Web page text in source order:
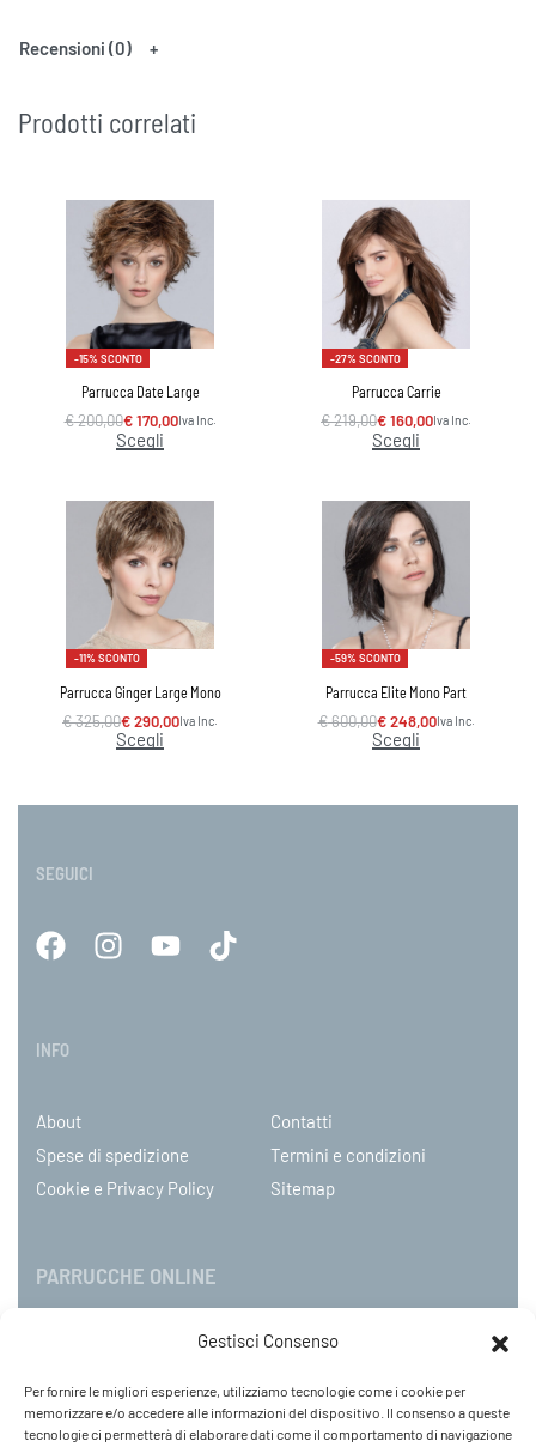
Gestisci Consenso
Per fornire le migliori esperienze, utilizziamo tecnologie come i cookie per
memorizzare e/o accedere alle informazioni del dispositivo. Il consenso a queste
tecnologie ci permetterà di elaborare dati come il comportamento di navigazione
Recensioni (0)
Prodotti correlati
-15% SCONTO
Parrucca Date Large
€200,00€170,00Iva Inc.
Scegli
-27% SCONTO
Parrucca Carrie
€219,00€160,00Iva Inc.
Scegli
-11% SCONTO
Parrucca Ginger Large Mono
€325,00€290,00Iva Inc.
Scegli
-59% SCONTO
Parrucca Elite Mono Part
€600,00€248,00Iva Inc.
Scegli
SEGUICI
INFO
About
Contatti
Spese di spedizione
Termini e condizioni
Cookie e Privacy Policy
Sitemap
PARRUCCHE ONLINE
Tel: +39 0321 659378 / 393229
WhatsApp: +39 342 9218104